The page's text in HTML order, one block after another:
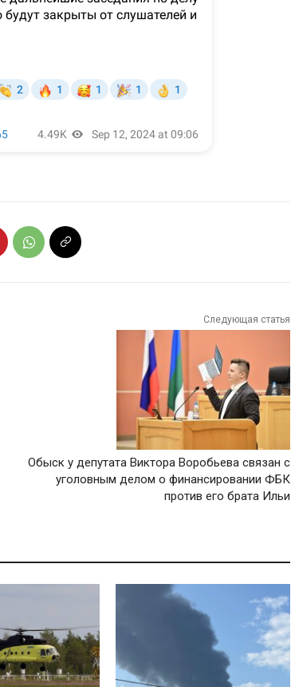
Следующая статья
Обыск у депутата Виктора Воробьева связан с
уголовным делом о финансировании ФБК
против его брата Ильи